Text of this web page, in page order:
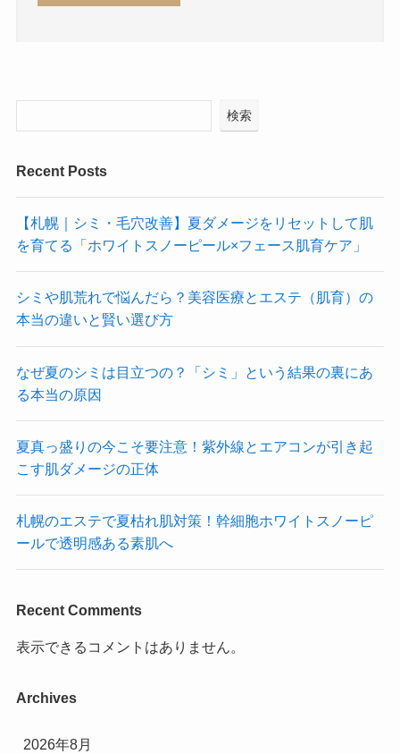
検索
Recent Posts
【札幌｜シミ・毛穴改善】夏ダメージをリセットして肌
を育てる「ホワイトスノーピール×フェース肌育ケア」
シミや肌荒れで悩んだら？美容医療とエステ（肌育）の
本当の違いと賢い選び方
なぜ夏のシミは目立つの？「シミ」という結果の裏にあ
る本当の原因
夏真っ盛りの今こそ要注意！紫外線とエアコンが引き起
こす肌ダメージの正体
札幌のエステで夏枯れ肌対策！幹細胞ホワイトスノーピ
ールで透明感ある素肌へ
Recent Comments
表示できるコメントはありません。
Archives
2026年8月